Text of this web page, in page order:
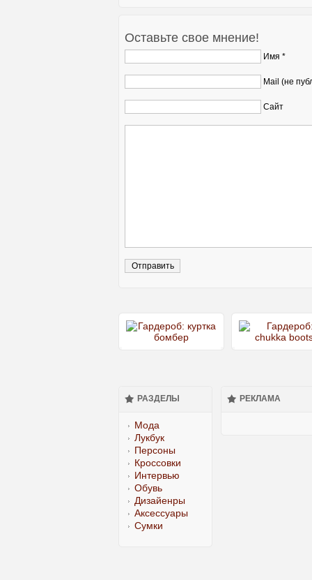
Оставьте свое мнение!
Имя *
Mail (не
Сайт
РАЗДЕЛЫ
Мода
Лукбук
Персоны
Кроссовки
Интервью
Обувь
Дизайенры
Аксессуары
Сумки
РЕКЛАМА